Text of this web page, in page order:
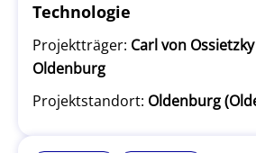
Technologie
Projektträger: Carl von
Oldenburg
Projektstandort: Oldenburg